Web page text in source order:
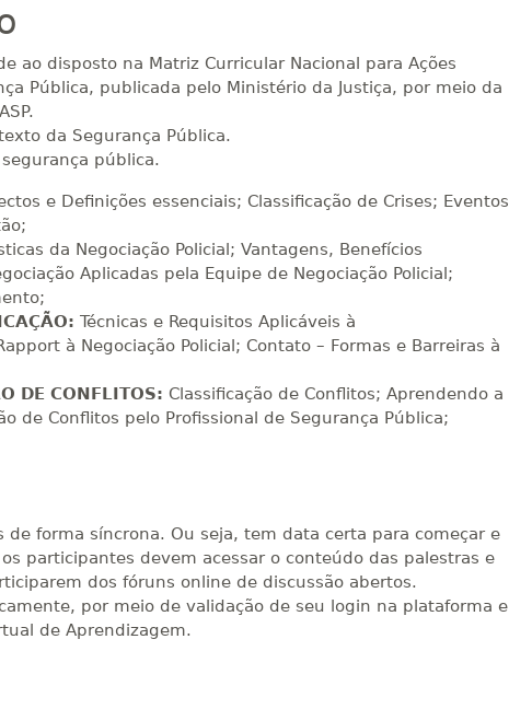
ao disposto na Matriz Curricular Nacional para Ações
Pública, publicada pelo Ministério da Justiça, por meio da
da Segurança Pública.
segurança pública.
e Definições essenciais; Classificação de Crises; Eventos
da Negociação Policial; Vantagens, Benefícios
Aplicadas pela Equipe de Negociação Policial;
Técnicas e Requisitos Aplicáveis à
à Negociação Policial; Contato – Formas e Barreiras à
DE CONFLITOS: Classificação de Conflitos; Aprendendo a
de Conflitos pelo Profissional de Segurança Pública;
forma síncrona. Ou seja, tem data certa para começar e
participantes devem acessar o conteúdo das palestras e
dos fóruns online de discussão abertos.
por meio de validação de seu login na plataforma e
de Aprendizagem.